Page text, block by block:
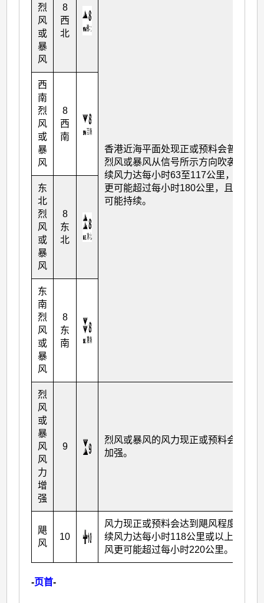
烈
风
或
暴
风
8
西
北
香港近海平面处现正或预料会普遍受
烈风或暴风从信号所示方向吹袭，持
续风力达每小时63至117公里，阵风
更可能超过每小时180公里，且风势
可能持续。
西
南
烈
风
或
暴
风
8
西
南
东
北
烈
风
或
暴
风
8
东
北
东
南
烈
风
或
暴
风
8
东
南
烈
风
或
暴
风
风
力
增
强
9
烈风或暴风的风力现正或预料会显著
加强。
飓
风
10
风力现正或预料会达到飓风程度，持
续风力达每小时118公里或以上，阵
风更可能超过每小时220公里。
-页首-